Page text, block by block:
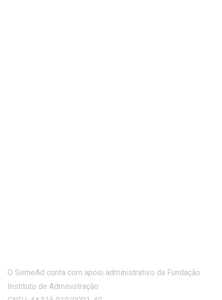
O SemeAd conta com apoio administrativo da Fundação
Instituto de Administração